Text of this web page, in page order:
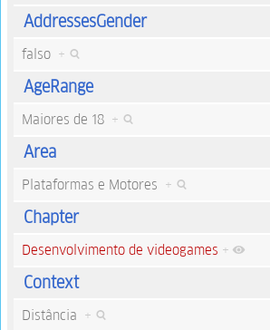
AddressesGender
falso +
AgeRange
Maiores de 18 +
Area
Plataformas e Motores +
Chapter
Desenvolvimento de videogames +
Context
Distância +